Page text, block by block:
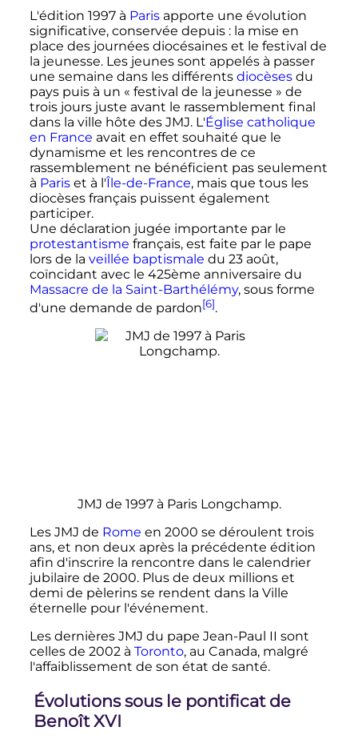
L'édition 1997 à Parisapporte une évolution
significative, conservée depuis : la mise en
place des journées diocésaines et le festival de
la jeunesse. Les jeunes sont appelés à passer
une semaine dans les différents diocèsesdu
pays puis à un « festival de la jeunesse » de
trois jours juste avant le rassemblement final
dans la ville hôte des JMJ. L'Église catholique
en France avait en effet souhaité que le
dynamisme et les rencontres de ce
rassemblement ne bénéficient pas seulement
à Pariset à l'Île-de-France, mais que tous les
diocèses français puissent également
participer.
Une déclaration jugée importante par le
protestantisme français, est faite par le pape
lors de la veillée baptismale du 23 août,
coïncidant avec le 425ème anniversaire du
Massacre de la Saint-Barthélémy, sous forme
d'une demande de pardon[6].
JMJ de 1997 à Paris Longchamp.
Les JMJ de Rome en 2000 se déroulent trois
ans, et non deux après la précédente édition
afin d'inscrire la rencontre dans le calendrier
jubilaire de 2000. Plus de deux millions et
demi de pèlerins se rendent dans la Ville
éternelle pour l'événement.
Les dernières JMJ du pape Jean-Paul II sont
celles de 2002 à Toronto, au Canada, malgré
l'affaiblissement de son état de santé.
Évolutions sous le pontificat de
Benoît XVI